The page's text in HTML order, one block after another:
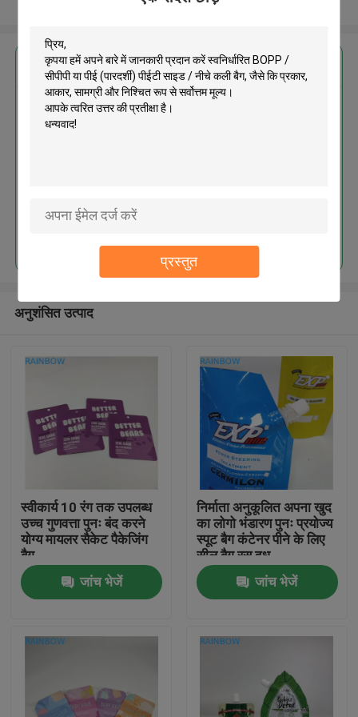
प्रस्तुत
हमारे बारे में
सबसे उत्तम प्रतिदान प्राप्त करें
स्वनिर्धारित BOPP / सीपीपी या पीई
अनुशंसित उत्पाद
स्वीकार्य 10 रंग तक उपलब्ध
उच्च गुणवत्ता पुनः बंद करने
योग्य मायलर सैकेट पैकेजिंग
बैग
जांच भेजें
निर्माता अनुकूलित अपना खुद
का लोगो भंडारण पुनः प्रयोज्य
स्पूट बैग कंटेनर पीने के लिए
सील बैग रस दूध
जांच भेजें